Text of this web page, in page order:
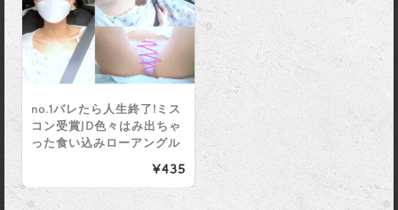
no.1バレたら人生終了!ミス
コン受賞JD色々はみ出ちゃ
った食い込みローアングル
¥435